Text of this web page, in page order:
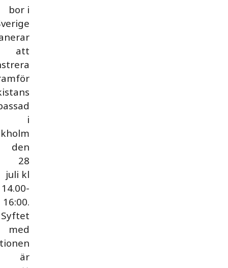
bor i
att
i
den
28
juli kl
14.00-
16:00.
Syftet
med
är